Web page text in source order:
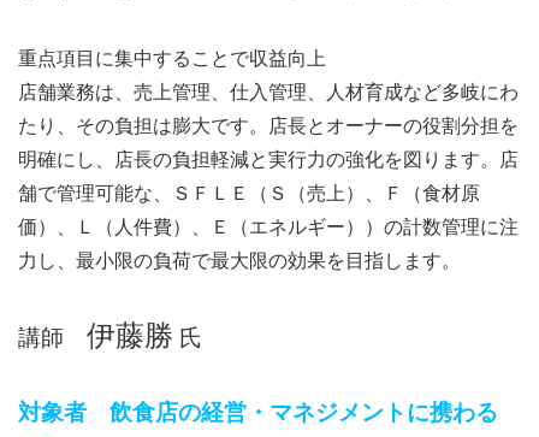
重点項目に集中することで収益向上
店舗業務は、売上管理、仕入管理、人材育成など多岐にわ
たり、その負担は膨大です。店長とオーナーの役割分担を
明確にし、店長の負担軽減と実行力の強化を図ります。店
舗で管理可能な、ＳＦＬＥ（Ｓ（売上）、Ｆ（食材原
価）、Ｌ（人件費）、Ｅ（エネルギー））の計数管理に注
力し、最小限の負荷で最大限の効果を目指します。
講師 伊藤勝 氏
対象者 飲食店の経営・マネジメントに携わる